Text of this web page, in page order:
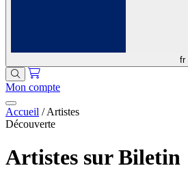
fr
Mon compte
Accueil / Artistes
Découverte
Artistes sur Biletin